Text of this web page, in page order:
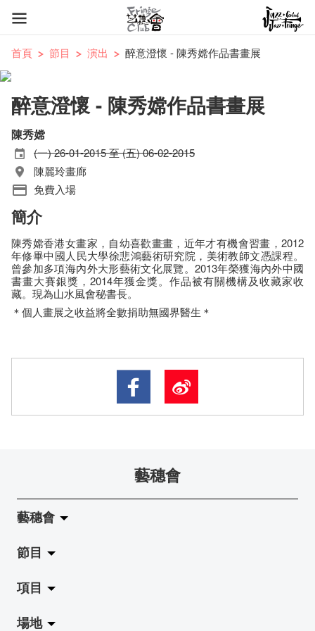
首頁 節目 演出 醉意澄懷 - 陳秀嫦作品書畫展
醉意澄懷 - 陳秀嫦作品書畫展
陳秀嫦
(一) 26-01-2015 至 (五) 06-02-2015
陳麗玲畫廊
免費入場
簡介
陳秀嫦香港女畫家，自幼喜歡畫畫，近年才有機會習畫，2012
年修畢中國人民大學徐悲鴻藝術研究院，美術教師文憑課程。
曾參加多項海內外大形藝術文化展覽。2013年榮獲海內外中國
書畫大賽銀獎，2014年獲金獎。作品被有關機構及收藏家收
藏。現為山水風會秘書長。
＊個人畫展之收益將全數捐助無國界醫生＊
藝穗會
藝穗會
關於藝穗會
藝穗會的演化
使命與宗旨
節目
拉闊
展覽
項目
Jazz-Go-Central, Jazz-Go-Fringe
場地